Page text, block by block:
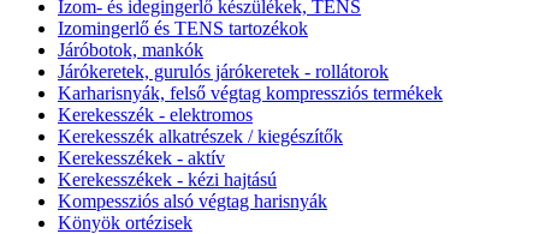
Izom- és idegingerlő készülékek, TENS
Izomingerlő és TENS tartozékok
Járóbotok, mankók
Járókeretek, gurulós járókeretek - rollátorok
Karharisnyák, felső végtag kompressziós termékek
Kerekesszék - elektromos
Kerekesszék alkatrészek / kiegészítők
Kerekesszékek - aktív
Kerekesszékek - kézi hajtású
Kompessziós alsó végtag harisnyák
Könyök ortézisek